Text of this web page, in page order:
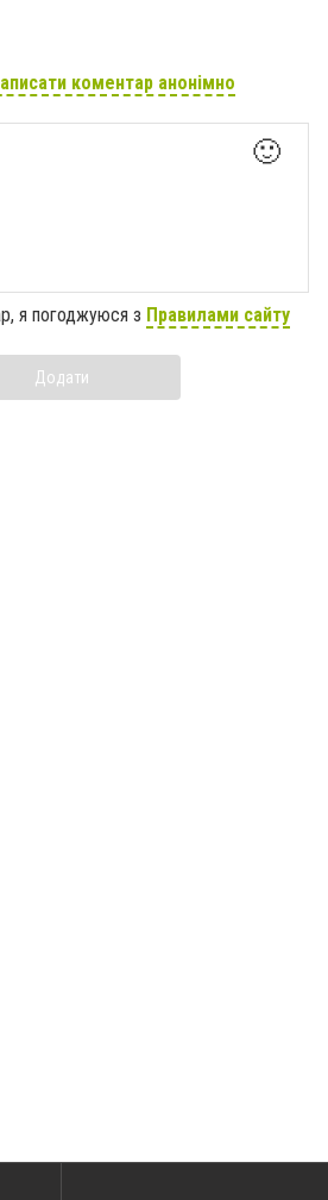
коментар анонімно
🙂
я погоджуюся з Правилами сайту
Додати